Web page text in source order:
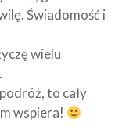
Świadomość i
wielu
to cały
wspiera!